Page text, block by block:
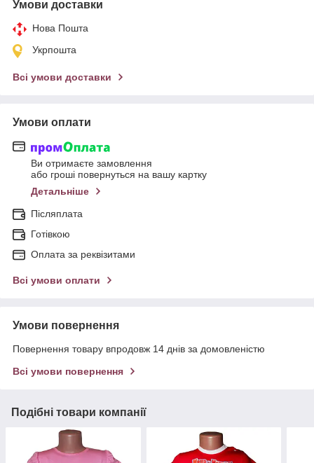
Умови доставки
Нова Пошта
Укрпошта
Всі умови доставки
Умови оплати
Ви отримаєте замовлення
або гроші повернуться на вашу картку
Детальніше
Післяплата
Готівкою
Оплата за реквізитами
Всі умови оплати
Умови повернення
Повернення товару впродовж 14 днів за домовленістю
Всі умови повернення
Подібні товари компанії